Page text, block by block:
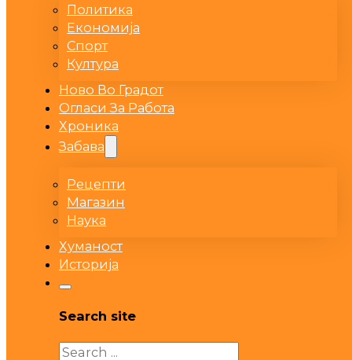
Политика
Економија
Спорт
Култура
Ново Во Градот
Огласи За Работа
Хроника
Забава
Рецепти
Магазин
Наука
Хуманост
Историја
Search site
Search